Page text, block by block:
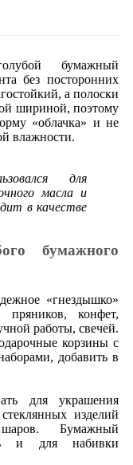
бумажный
без посторонних
а полоски
шириной, поэтому
«облачка» и не
влажности.
для
масла и
в качестве
бумажного
«гнездышко»
конфет,
работы, свечей.
корзины с
добавить в
для украшения
изделий
Бумажный
и для набивки